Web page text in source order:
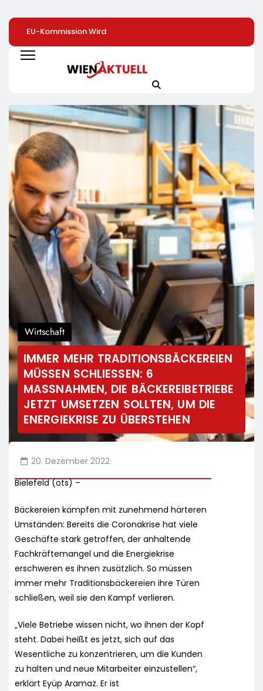
EU-Kommission Wird
Zur „Zentrale Der
Tierindustrie“ /
Tierschutzorganisation
Projektion In Brüssel
Die Nähe Der EU-
Kommission Zur
Tierindustrie An
Profitieren Deutlich
Weiterbildung
Zimmerpflanzen
Mehr Kreativität
Aktuelle Toom-
Umfrage Zeigt
Positive Effekte
Zimmerpflanzen
Wirtschaft
IMMER MEHR TRADITIONSBÄCKEREIEN
MÜSSEN SCHLIESSEN: 6 M
ASSNAHMEN, DIE BÄCKEREIBETRIEBE JE
TZT UMSETZEN SOLLTEN, UM DIE EN
ERGIEKRISE ZU ÜBERSTEHEN
20. Dezember 2022
Bielefeld (ots) –
Bäckereien kämpfen mit zunehmend härteren
Umständen: Bereits die Coronakrise hat viele
Geschäfte stark getroffen, der anhaltende
Fachkräftemangel und die Energiekrise
erschweren es ihnen zusätzlich. So müssen
immer mehr Traditionsbäckereien ihre Türen
schließen, weil sie den Kampf verlieren.
„Viele Betriebe wissen nicht, wo ihnen der Kopf
steht. Dabei heißt es jetzt, sich auf das
Wesentliche zu konzentrieren, um die Kunden
zu halten und neue Mitarbeiter einzustellen“,
erklärt Eyüp Aramaz. Er ist